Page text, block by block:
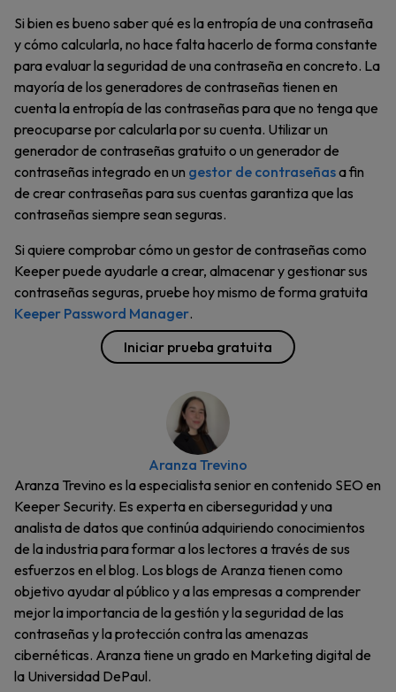
Si bien es bueno saber qué es la entropía de una contraseña
y cómo calcularla, no hace falta hacerlo de forma constante
para evaluar la seguridad de una contraseña en concreto. La
mayoría de los generadores de contraseñas tienen en
cuenta la entropía de las contraseñas para que no tenga que
preocuparse por calcularla por su cuenta. Utilizar un
generador de contraseñas gratuito o un generador de
contraseñas integrado en un gestor de contraseñasa fin
de crear contraseñas para sus cuentas garantiza que las
contraseñas siempre sean seguras.
Si quiere comprobar cómo un gestor de contraseñas como
Keeper puede ayudarle a crear, almacenar y gestionar sus
contraseñas seguras, pruebe hoy mismo de forma gratuita
Keeper Password Manager.
Iniciar prueba gratuita
Aranza Trevino
Aranza Trevino es la especialista senior en contenido SEO en
Keeper Security. Es experta en ciberseguridad y una
analista de datos que continúa adquiriendo conocimientos
de la industria para formar a los lectores a través de sus
esfuerzos en el blog. Los blogs de Aranza tienen como
objetivo ayudar al público y a las empresas a comprender
mejor la importancia de la gestión y la seguridad de las
contraseñas y la protección contra las amenazas
cibernéticas. Aranza tiene un grado en Marketing digital de
la Universidad DePaul.